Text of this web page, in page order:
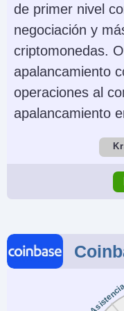
AUD, JPY, CHF,
AI
Yes
de primer nivel
negociación y
criptomonedas.
apalancamiento
operaciones al
apalancamiento
Variable
Copy Trading